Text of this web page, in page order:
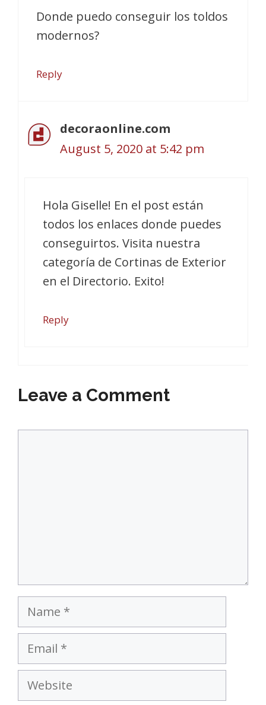
Donde puedo conseguir los toldos
modernos?
Reply
decoraonline.com
August 5, 2020 at 5:42 pm
Hola Giselle! En el post están
todos los enlaces donde puedes
conseguirtos. Visita nuestra
categoría de Cortinas de Exterior
en el Directorio. Exito!
Reply
Leave a Comment
Name
Email
Website